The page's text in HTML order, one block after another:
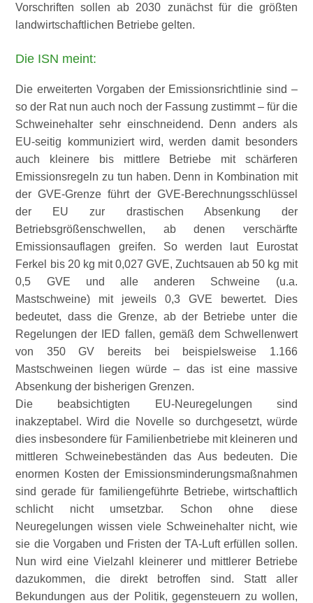
Vorschriften sollen ab 2030 zunächst für die größten
landwirtschaftlichen Betriebe gelten.
Die ISN meint:
Die erweiterten Vorgaben der Emissionsrichtlinie sind –
so der Rat nun auch noch der Fassung zustimmt – für die
Schweinehalter sehr einschneidend. Denn anders als
EU-seitig kommuniziert wird, werden damit besonders
auch kleinere bis mittlere Betriebe mit schärferen
Emissionsregeln zu tun haben. Denn in Kombination mit
der GVE-Grenze führt der GVE-Berechnungsschlüssel
der EU zur drastischen Absenkung der
Betriebsgrößenschwellen, ab denen verschärfte
Emissionsauflagen greifen. So werden laut Eurostat
Ferkel bis 20 kg mit 0,027 GVE, Zuchtsauen ab 50 kg mit
0,5 GVE und alle anderen Schweine (u.a.
Mastschweine) mit jeweils 0,3 GVE bewertet. Dies
bedeutet, dass die Grenze, ab der Betriebe unter die
Regelungen der IED fallen, gemäß dem Schwellenwert
von 350 GV bereits bei beispielsweise 1.166
Mastschweinen liegen würde – das ist eine massive
Absenkung der bisherigen Grenzen.
Die beabsichtigten EU-Neuregelungen sind
inakzeptabel. Wird die Novelle so durchgesetzt, würde
dies insbesondere für Familienbetriebe mit kleineren und
mittleren Schweinebeständen das Aus bedeuten. Die
enormen Kosten der Emissionsminderungsmaßnahmen
sind gerade für familiengeführte Betriebe, wirtschaftlich
schlicht nicht umsetzbar. Schon ohne diese
Neuregelungen wissen viele Schweinehalter nicht, wie
sie die Vorgaben und Fristen der TA-Luft erfüllen sollen.
Nun wird eine Vielzahl kleinerer und mittlerer Betriebe
dazukommen, die direkt betroffen sind. Statt aller
Bekundungen aus der Politik, gegensteuern zu wollen,